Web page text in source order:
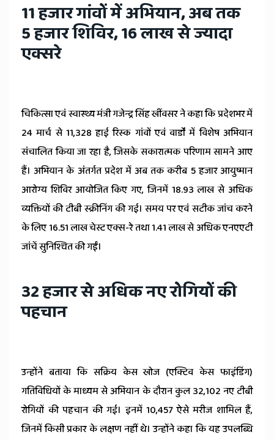
11 हजार गांवों में अभियान, अब तक
5 हजार शिविर, 16 लाख से ज्यादा
एक्सरे
चिकित्सा एवं स्वास्थ्य मंत्री गजेन्द्र सिंह खींवसर ने कहा कि प्रदेशभर में
24 मार्च से 11,328 हाई रिस्क गांवों एवं वार्डों में विशेष अभियान
संचालित किया जा रहा है, जिसके सकारात्मक परिणाम सामने आए
हैं। अभियान के अंतर्गत प्रदेश में अब तक करीब 5 हजार आयुष्मान
आरोग्य शिविर आयोजित किए गए, जिनमें 18.93 लाख से अधिक
व्यक्तियों की टीबी स्क्रीनिंग की गई। समय पर एवं सटीक जांच करने
के लिए 16.51 लाख चेस्ट एक्स-रे तथा 1.41 लाख से अधिक एनएएटी
जांचें सुनिश्चित की गईं।
32 हजार से अधिक नए रोगियों की
पहचान
उन्होंने बताया कि सक्रिय केस खोज (एक्टिव केस फाइंडिंग)
गतिविधियों के माध्यम से अभियान के दौरान कुल 32,102 नए टीबी
रोगियों की पहचान की गई। इनमें 10,457 ऐसे मरीज शामिल हैं,
जिनमें किसी प्रकार के लक्षण नहीं थे। उन्होंने कहा कि यह उपलब्धि